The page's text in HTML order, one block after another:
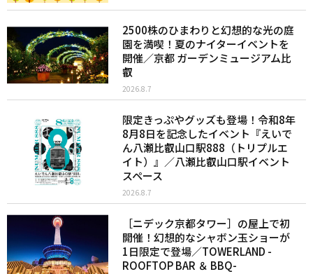
2500株のひまわりと幻想的な光の庭
園を満喫！夏のナイターイベントを
開催／京都 ガーデンミュージアム比
叡
2026.8.7
限定きっぷやグッズも登場！令和8年
8月8日を記念したイベント『えいで
ん八瀬比叡山口駅888（トリプルエ
イト）』／八瀬比叡山口駅イベント
スペース
2026.8.7
［ニデック京都タワー］の屋上で初
開催！幻想的なシャボン玉ショーが
1日限定で登場／TOWERLAND -
ROOFTOP BAR ＆ BBQ-